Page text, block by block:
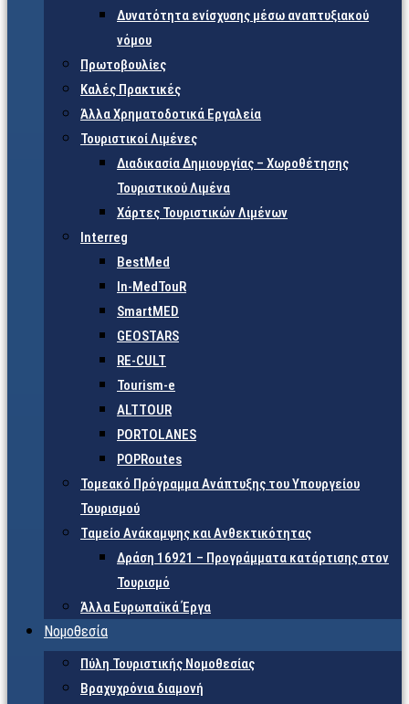
Δυνατότητα ενίσχυσης μέσω αναπτυξιακού
νόμου
Πρωτοβουλίες
Καλές Πρακτικές
Άλλα Χρηματοδοτικά Εργαλεία
Τουριστικοί Λιμένες
Διαδικασία Δημιουργίας – Χωροθέτησης
Τουριστικού Λιμένα
Χάρτες Τουριστικών Λιμένων
Interreg
BestMed
In-MedTouR
SmartMED
GEOSTARS
RE-CULT
Tourism-e
ALTTOUR
PORTOLANES
POPRoutes
Τομεακό Πρόγραμμα Ανάπτυξης του Υπουργείου
Τουρισμού
Ταμείο Ανάκαμψης και Ανθεκτικότητας
Δράση 16921 – Προγράμματα κατάρτισης στον
Τουρισμό
Άλλα Ευρωπαϊκά Έργα
Νομοθεσία
Πύλη Τουριστικής Νομοθεσίας
Βραχυχρόνια διαμονή